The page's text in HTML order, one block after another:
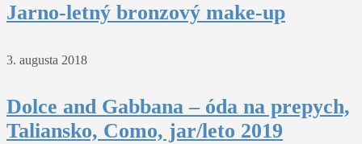
Jarno-letný bronzový make-up
3. augusta 2018
Dolce and Gabbana – óda na prepych,
Taliansko, Como, jar/leto 2019